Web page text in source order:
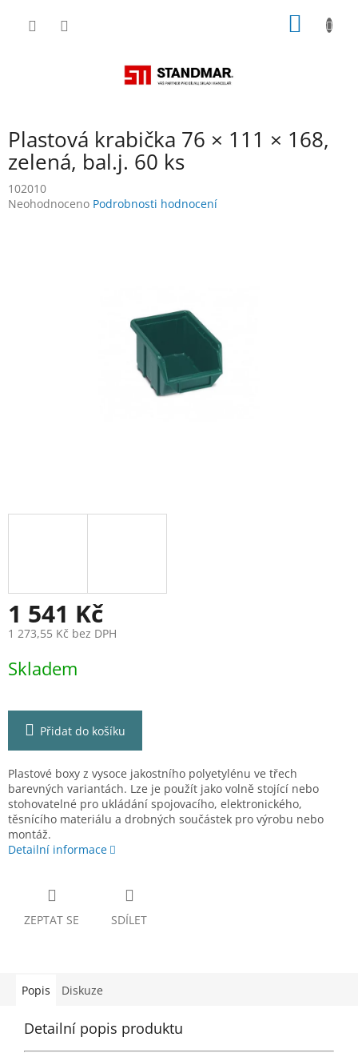
Plastová krabička 76 × 111 × 168,
zelená, bal.j. 60 ks
102010
Průměrné
Neohodnoceno Podrobnosti hodnocení
1 541 Kč
1 273,55 Kč bez DPH
cena:
Skladem
Přidat do košíku
Plastové boxy z vysoce jakostního polyetylénu ve třech
barevných variantách. Lze je použít jako volně stojící nebo
stohovatelné pro ukládání spojovacího, elektronického,
těsnícího materiálu a drobných součástek pro výrobu nebo
montáž.
Detailní informace
ZEPTAT SE SDÍLET
Popis Diskuze
Detailní popis produktu